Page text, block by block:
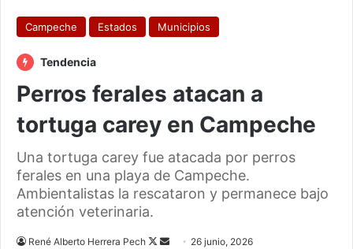
Campeche Estados Municipios
Tendencia
Perros ferales atacan a
tortuga carey en Campeche
Una tortuga carey fue atacada por perros
ferales en una playa de Campeche.
Ambientalistas la rescataron y permanece bajo
atención veterinaria.
René Alberto Herrera Pech
Follow
Send 26 junio, 2026